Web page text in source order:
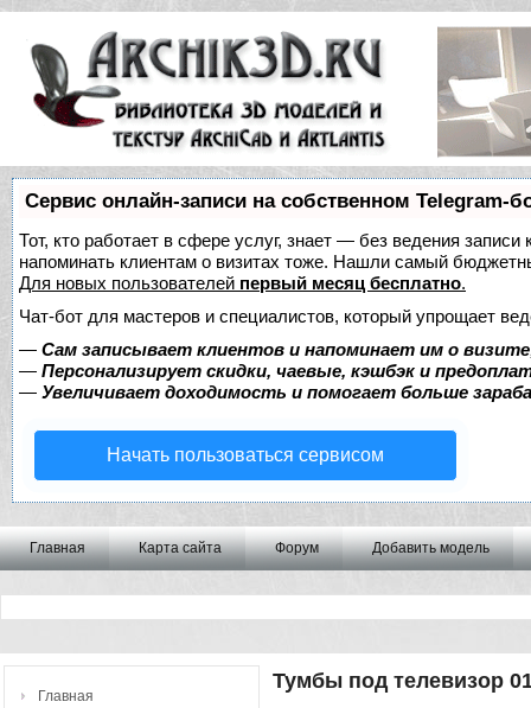
Сервис онлайн-записи на собственном Telegram-
Тот, кто работает в сфере услуг, знает — без ведения
напоминать клиентам о визитах тоже. Нашли самый
Для новых пользователей первый месяц бесплатно.
Чат-бот для мастеров и специалистов, который упрощает
— Сам записывает клиентов и напоминает им о
— Персонализирует скидки, чаевые, кэшбэк и
— Увеличивает доходимость и помогает больше
Начать пользоваться сервисом
Главная Карта сайта Форум Добавить модель
Главная
Тумбы под телевизор